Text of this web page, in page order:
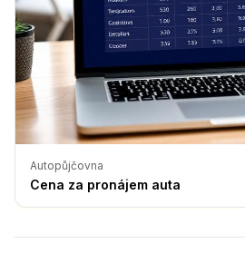
Autopůjčovna
Cena za pronájem auta